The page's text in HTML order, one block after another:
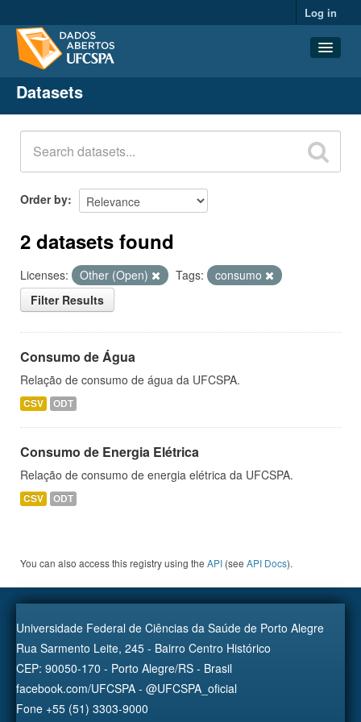
Log in
Datasets
Organizations
Groups
About
Datasets
Order by
2 datasets found
Licenses: Other (Open) Tags:
consumo
Filter Results
Consumo de Água
Relação de consumo de água da UFCSPA.
CSV ODT
Consumo de Energia Elétrica
Relação de consumo de energia elétrica da UFCSPA.
CSV ODT
You can also access this registry using the API (see API Docs).
Universidade Federal de Ciências da Saúde de Porto Alegre
Rua Sarmento Leite, 245 - Bairro Centro Histórico
CEP: 90050-170 - Porto Alegre/RS - Brasil
facebook.com/UFCSPA - @UFCSPA_oficial
Fone +55 (51) 3303-9000